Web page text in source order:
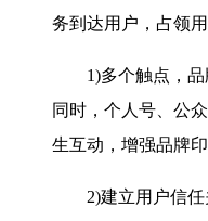
务到达用户，占领
1)多个触点，品
同时，个人号、公
生互动，增强品牌印
2)建立用户信任